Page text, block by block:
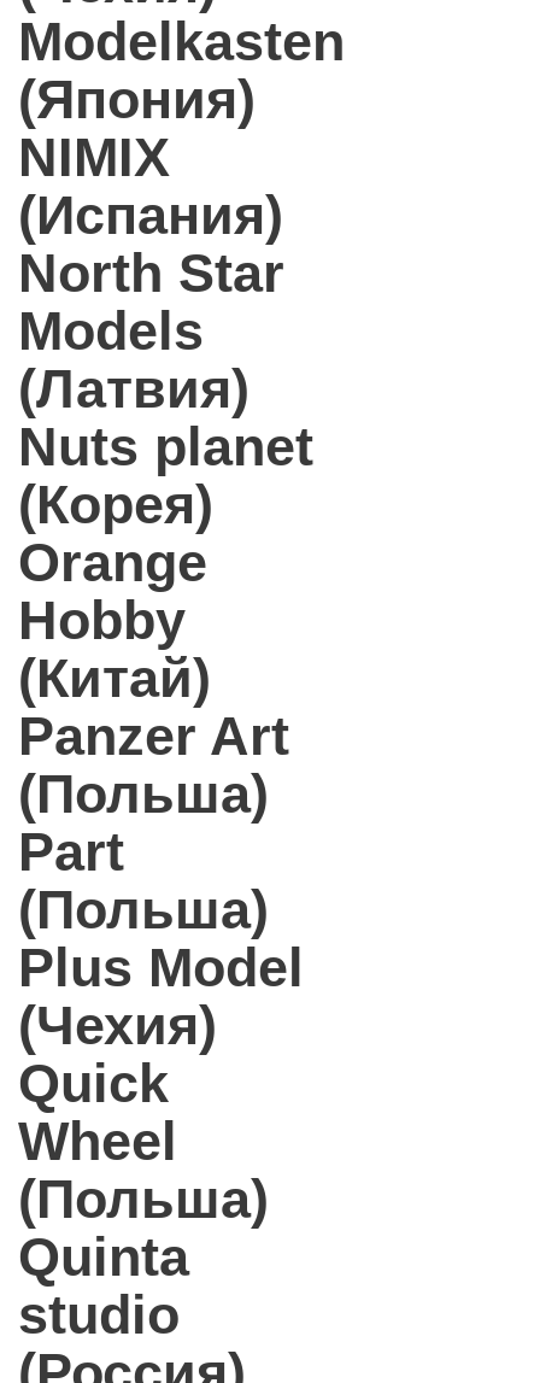
Modelkasten
(Япония)
NIMIX
(Испания)
North Star
Models
(Латвия)
Nuts planet
(Корея)
Orange
Hobby
(Китай)
Panzer Art
(Польша)
Part
(Польша)
Plus Model
(Чехия)
Quick
Wheel
(Польша)
Quinta
studio